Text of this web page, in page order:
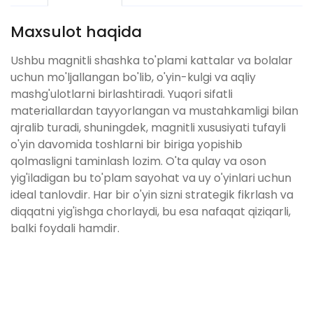
Maxsulot haqida
Ushbu magnitli shashka to'plami kattalar va bolalar
uchun mo'ljallangan bo'lib, o'yin-kulgi va aqliy
mashg'ulotlarni birlashtiradi. Yuqori sifatli
materiallardan tayyorlangan va mustahkamligi bilan
ajralib turadi, shuningdek, magnitli xususiyati tufayli
o'yin davomida toshlarni bir biriga yopishib
qolmasligni taminlash lozim. O'ta qulay va oson
yig'iladigan bu to'plam sayohat va uy o'yinlari uchun
ideal tanlovdir. Har bir o'yin sizni strategik fikrlash va
diqqatni yig'ishga chorlaydi, bu esa nafaqat qiziqarli,
balki foydali hamdir.